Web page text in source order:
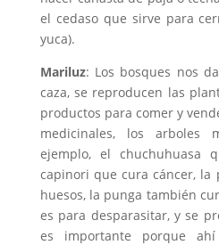
el cedaso que sirve para
yuca).
Mariluz: Los bosques nos
caza, se reproducen las
productos para comer y
medicinales, los arboles
ejemplo, el chuchuhuasa
capinori que cura cáncer, la
huesos, la punga también
es para desparasitar, y se
es importante porque